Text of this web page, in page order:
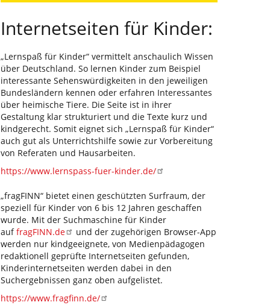
Internetseiten für Kinder:
„Lernspaß für Kinder“ vermittelt anschaulich Wissen
über Deutschland. So lernen Kinder zum Beispiel
interessante Sehenswürdigkeiten in den jeweiligen
Bundesländern kennen oder erfahren Interessantes
über heimische Tiere. Die Seite ist in ihrer
Gestaltung klar strukturiert und die Texte kurz und
kindgerecht. Somit eignet sich „Lernspaß für Kinder“
auch gut als Unterrichtshilfe sowie zur Vorbereitung
von Referaten und Hausarbeiten.
https://www.lernspass-fuer-kinder.de/
„fragFINN“ bietet einen geschützten Surfraum, der
speziell für Kinder von 6 bis 12 Jahren geschaffen
wurde. Mit der Suchmaschine für Kinder
auffragFINN.de
und der zugehörigen Browser-App
werden nur kindgeeignete, von Medienpädagogen
redaktionell geprüfte Internetseiten gefunden,
Kinderinternetseiten werden dabei in den
Suchergebnissen ganz oben aufgelistet.
https://www.fragfinn.de/